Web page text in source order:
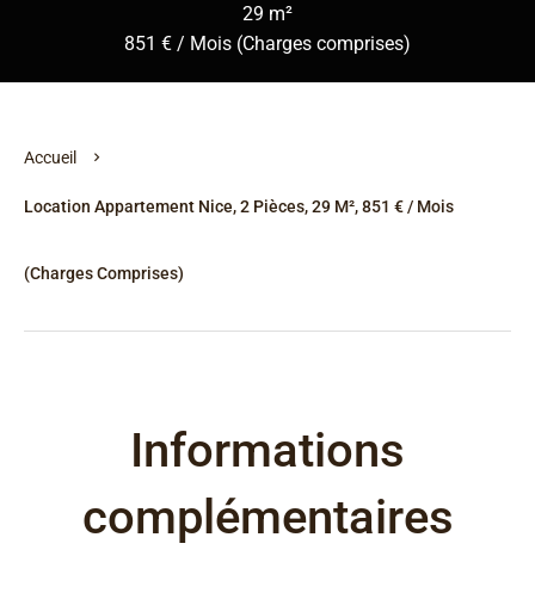
29 m²
851 € / Mois (Charges comprises)
Accueil
Location Appartement Nice, 2 Pièces, 29 M², 851 € / Mois
(Charges Comprises)
Informations
complémentaires